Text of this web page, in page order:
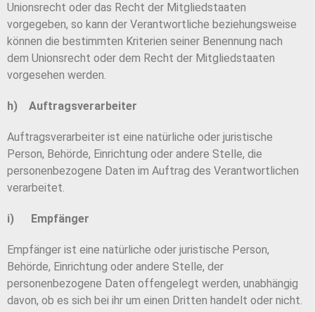
Unionsrecht oder das Recht der Mitgliedstaaten
vorgegeben, so kann der Verantwortliche beziehungsweise
können die bestimmten Kriterien seiner Benennung nach
dem Unionsrecht oder dem Recht der Mitgliedstaaten
vorgesehen werden.
h) Auftragsverarbeiter
Auftragsverarbeiter ist eine natürliche oder juristische
Person, Behörde, Einrichtung oder andere Stelle, die
personenbezogene Daten im Auftrag des Verantwortlichen
verarbeitet.
i) Empfänger
Empfänger ist eine natürliche oder juristische Person,
Behörde, Einrichtung oder andere Stelle, der
personenbezogene Daten offengelegt werden, unabhängig
davon, ob es sich bei ihr um einen Dritten handelt oder nicht.